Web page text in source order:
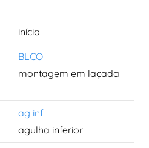
início
BLCO
montagem em laçada
ag inf
agulha inferior